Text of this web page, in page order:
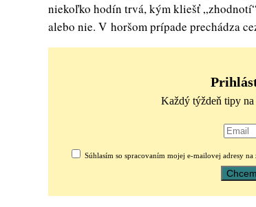
niekoľko hodín trvá, kým kliešť
alebo nie. V horšom prípade prechádza
Každý týždeň tipy
Súhlasím so spracovaním mojej e-mailovej adresy na